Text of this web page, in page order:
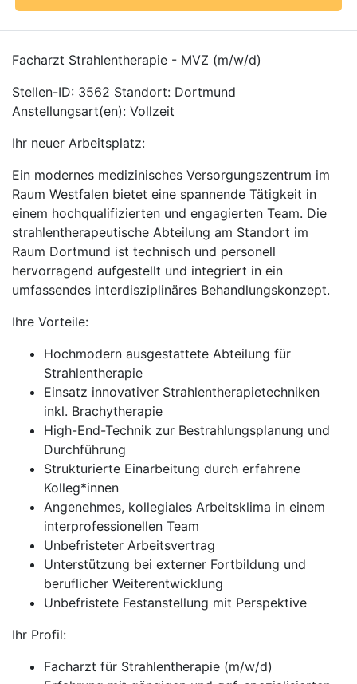
Facharzt Strahlentherapie - MVZ (m/w/d)
Stellen-ID: 3562 Standort: Dortmund
Anstellungsart(en): Vollzeit
Ihr neuer Arbeitsplatz:
Ein modernes medizinisches Versorgungszentrum im
Raum Westfalen bietet eine spannende Tätigkeit in
einem hochqualifizierten und engagierten Team. Die
strahlentherapeutische Abteilung am Standort im
Raum Dortmund ist technisch und personell
hervorragend aufgestellt und integriert in ein
umfassendes interdisziplinäres Behandlungskonzept.
Ihre Vorteile:
Hochmodern ausgestattete Abteilung für
Strahlentherapie
Einsatz innovativer Strahlentherapietechniken
inkl. Brachytherapie
High-End-Technik zur Bestrahlungsplanung und
Durchführung
Strukturierte Einarbeitung durch erfahrene
Kolleg*innen
Angenehmes, kollegiales Arbeitsklima in einem
interprofessionellen Team
Unbefristeter Arbeitsvertrag
Unterstützung bei externer Fortbildung und
beruflicher Weiterentwicklung
Unbefristete Festanstellung mit Perspektive
Ihr Profil:
Facharzt für Strahlentherapie (m/w/d)